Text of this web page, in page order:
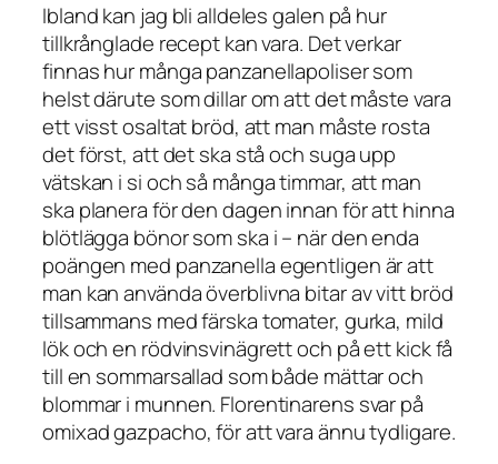
Ibland kan jag bli alldeles galen på hur
tillkrånglade recept kan vara. Det verkar
finnas hur många panzanellapoliser som
helst därute som dillar om att det måste vara
ett visst osaltat bröd, att man måste rosta
det först, att det ska stå och suga upp
vätskan i si och så många timmar, att man
ska planera för den dagen innan för att hinna
blötlägga bönor som ska i – när den enda
poängen med panzanella egentligen är att
man kan använda överblivna bitar av vitt bröd
tillsammans med färska tomater, gurka, mild
lök och en rödvinsvinägrett och på ett kick få
till en sommarsallad som både mättar och
blommar i munnen. Florentinarens svar på
omixad gazpacho, för att vara ännu tydligare.